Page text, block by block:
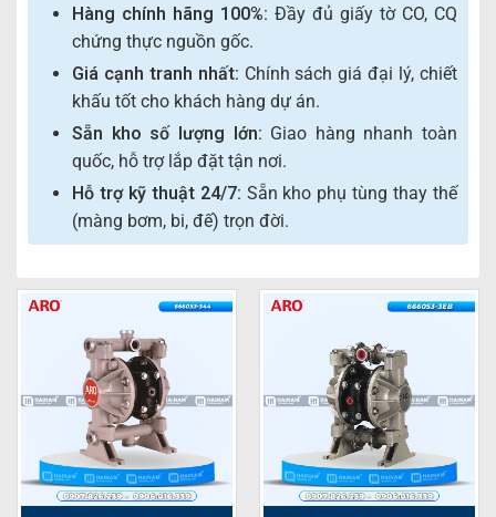
Hàng chính hãng 100%: Đầy đủ giấy tờ CO, CQ
chứng thực nguồn gốc.
Giá cạnh tranh nhất: Chính sách giá đại lý, chiết
khấu tốt cho khách hàng dự án.
Sẵn kho số lượng lớn: Giao hàng nhanh toàn
quốc, hỗ trợ lắp đặt tận nơi.
Hỗ trợ kỹ thuật 24/7: Sẵn kho phụ tùng thay thế
(màng bơm, bi, đế) trọn đời.